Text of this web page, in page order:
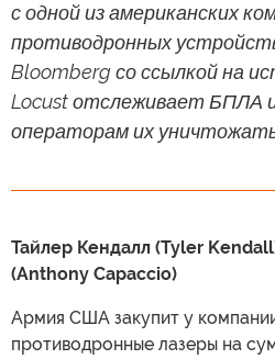
с одной из американских
противодронных
Bloomberg со ссылкой на
Locust отслеживает БПЛА
операторам их
Тайлер Кендалл (Tyler
(Anthony Capaccio)
Армия США закупит у
противодронные лазеры на